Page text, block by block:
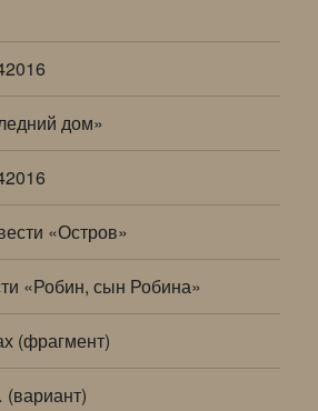
дом»
«Остров»
«Робин, сын Робина»
(фрагмент)